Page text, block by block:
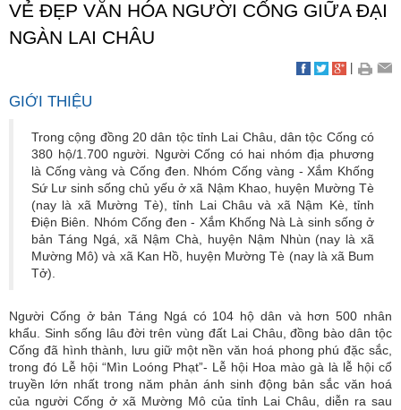
VẺ ĐẸP VĂN HÓA NGƯỜI CỐNG GIỮA ĐẠI
NGÀN LAI CHÂU
GIỚI THIỆU
Trong cộng đồng 20 dân tộc tỉnh Lai Châu, dân tộc Cống có
380 hộ/1.700 người. Người Cống có hai nhóm địa phương
là Cống vàng và Cống đen. Nhóm Cống vàng - Xắm Khống
Sứ Lư sinh sống chủ yếu ở xã Nậm Khao, huyện Mường Tè
(nay là xã Mường Tè), tỉnh Lai Châu và xã Nậm Kè, tỉnh
Điện Biên. Nhóm Cống đen - Xắm Khống Nà Là sinh sống ở
bản Táng Ngá, xã Nậm Chà, huyện Nậm Nhùn (nay là xã
Mường Mô) và xã Kan Hồ, huyện Mường Tè (nay là xã Bum
Tở).
Người Cống ở bản Táng Ngá có 104 hộ dân và hơn 500 nhân
khẩu. Sinh sống lâu đời trên vùng đất Lai Châu, đồng bào dân tộc
Cống đã hình thành, lưu giữ một nền văn hoá phong phú đặc sắc,
trong đó Lễ hội “Mìn Loóng Phạt”- Lễ hội Hoa mào gà là lễ hội cổ
truyền lớn nhất trong năm phản ánh sinh động bản sắc văn hoá
của người Cống ở xã Mường Mô của tỉnh Lai Châu, diễn ra sau